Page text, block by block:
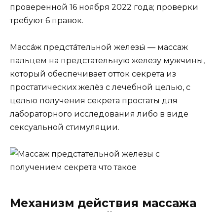
проверенной 16 ноября 2022 года; проверки
требуют 6 правок.
Масса́ж предста́тельной железы́ — массаж
пальцем на предстательную железу мужчины,
который обеспечивает отток секрета из
простатических желёз с лечебной целью, с
целью получения секрета простаты для
лабораторного исследования либо в виде
сексуальной стимуляции.
Механизм действия массажа